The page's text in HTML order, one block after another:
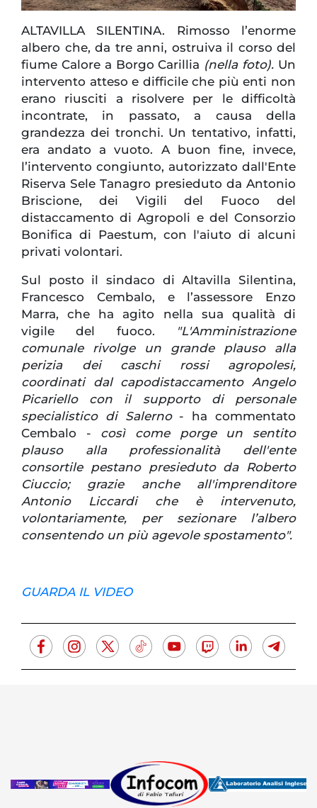
ALTAVILLA SILENTINA. Rimosso l’enorme
albero che, da tre anni, ostruiva il corso del
fiume Calore a Borgo Carillia (nella foto). Un
intervento atteso e difficile che più enti non
erano riusciti a risolvere per le difficoltà
incontrate, in passato, a causa della
grandezza dei tronchi. Un tentativo, infatti,
era andato a vuoto. A buon fine, invece,
l’intervento congiunto, autorizzato dall'Ente
Riserva Sele Tanagro presieduto da Antonio
Briscione, dei Vigili del Fuoco del
distaccamento di Agropoli e del Consorzio
Bonifica di Paestum, con l'aiuto di alcuni
privati volontari.
Sul posto il sindaco di Altavilla Silentina,
Francesco Cembalo, e l’assessore Enzo
Marra, che ha agito nella sua qualità di
vigile del fuoco.
"L'Amministrazione
comunale rivolge un grande plauso alla
perizia dei caschi rossi agropolesi,
coordinati dal capodistaccamento Angelo
Picariello con il supporto di personale
specialistico di Salerno - ha commentato
Cembalo - così come porge un sentito
plauso alla professionalità dell'ente
consortile pestano presieduto da Roberto
Ciuccio; grazie anche all'imprenditore
Antonio Liccardi che è intervenuto,
volontariamente, per sezionare l’albero
consentendo un più agevole spostamento".
GUARDA IL VIDEO